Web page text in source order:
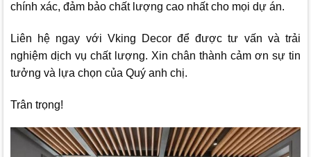
chính xác, đảm bảo chất lượng cao nhất cho mọi dự án.
Liên hệ ngay với Vking Decorđể được tư vấn và trải
nghiệm dịch vụ chất lượng. Xin chân thành cảm ơn sự tin
tưởng và lựa chọn của Quý anh chị.
Trân trọng!